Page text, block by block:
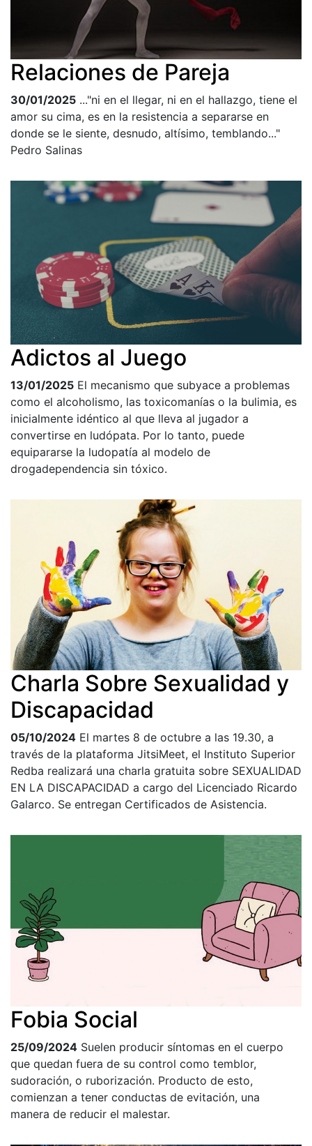
Relaciones de Pareja
30/01/2025 ..."ni en el llegar, ni en el hallazgo, tiene el
amor su cima, es en la resistencia a separarse en
donde se le siente, desnudo, altísimo, temblando..."
Pedro Salinas
Adictos al Juego
13/01/2025 El mecanismo que subyace a problemas
como el alcoholismo, las toxicomanías o la bulimia, es
inicialmente idéntico al que lleva al jugador a
convertirse en ludópata. Por lo tanto, puede
equipararse la ludopatía al modelo de
drogadependencia sin tóxico.
Charla Sobre Sexualidad y
Discapacidad
05/10/2024 El martes 8 de octubre a las 19.30, a
través de la plataforma JitsiMeet, el Instituto Superior
Redba realizará una charla gratuita sobre SEXUALIDAD
EN LA DISCAPACIDAD a cargo del Licenciado Ricardo
Galarco. Se entregan Certificados de Asistencia.
Fobia Social
25/09/2024 Suelen producir síntomas en el cuerpo
que quedan fuera de su control como temblor,
sudoración, o ruborización. Producto de esto,
comienzan a tener conductas de evitación, una
manera de reducir el malestar.